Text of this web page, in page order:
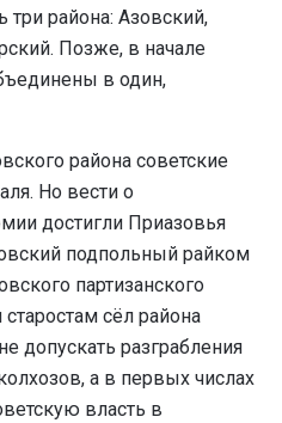
три района: Азовский,
Позже, в начале
в один,
района советские
Но вести о
достигли Приазовья
подпольный райком
партизанского
старостам сёл района
допускать разграбления
а в первых числах
власть в